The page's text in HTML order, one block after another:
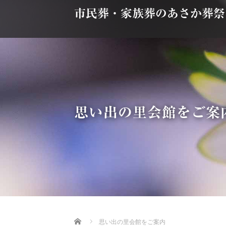
市民葬・家族葬のあさか葬祭
思い出の里会館をご案
Home 思い出の里会館をご案内